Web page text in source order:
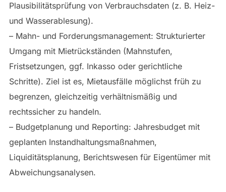
Plausibilitätsprüfung von Verbrauchsdaten (z. B. Heiz-
und Wasserablesung).
– Mahn- und Forderungsmanagement: Strukturierter
Umgang mit Mietrückständen (Mahnstufen,
Fristsetzungen, ggf. Inkasso oder gerichtliche
Schritte). Ziel ist es, Mietausfälle möglichst früh zu
begrenzen, gleichzeitig verhältnismäßig und
rechtssicher zu handeln.
– Budgetplanung und Reporting: Jahresbudget mit
geplanten Instandhaltungsmaßnahmen,
Liquiditätsplanung, Berichtswesen für Eigentümer mit
Abweichungsanalysen.